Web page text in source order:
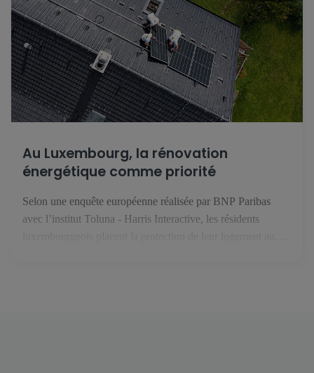
Toluna - […]
Au Luxembourg, la rénovation
énergétique comme priorité
Selon une enquête européenne réalisée par BNP Paribas
avec l’institut Toluna - Harris Interactive, les résidents